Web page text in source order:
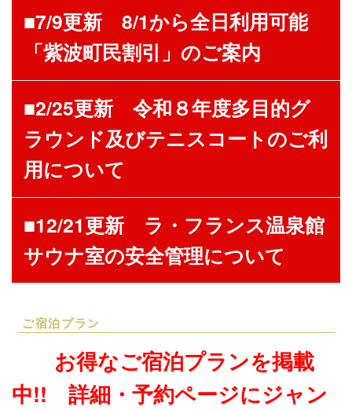
■7/9更新 8/1から全日利用可能
「紫波町民割引」のご案内
■2/25更新 令和８年度多目的グ
ラウンド及びテニスコートのご利
用について
■12/21更新 ラ・フランス温泉館
サウナ室の安全管理について
ご宿泊プラン
お得なご宿泊プランを掲載
中!! 詳細・予約ページにジャン